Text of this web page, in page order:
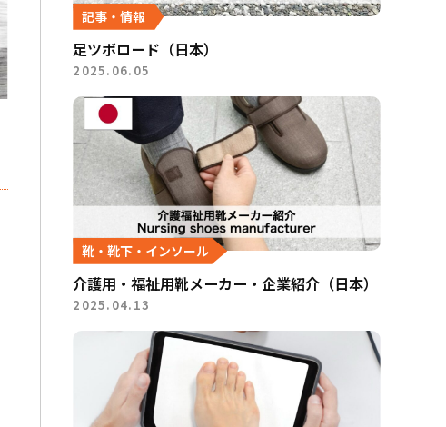
記事・情報
足ツボロード（日本）
2025.06.05
靴・靴下・インソール
介護用・福祉用靴メーカー・企業紹介（日本）
2025.04.13